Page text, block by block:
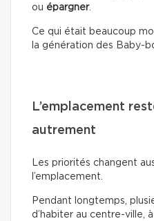
ou épargner.
Ce qui était beaucoup
la génération des Baby-
L’emplacement
autrement
Les priorités changent
l’emplacement.
Pendant longtemps,
d’habiter au centre-ville,